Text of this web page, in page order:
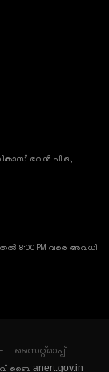
ഭവൻ പി.ഒ.,
8:00 PM വരെ അവധി
സൈറ്റ്മാപ്പ്
ലവ് ബൈ anert.gov.in